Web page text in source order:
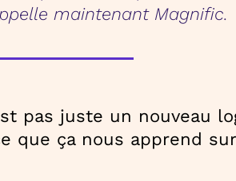
maintenant Magnific.
pas juste un nouveau
que ça nous apprend